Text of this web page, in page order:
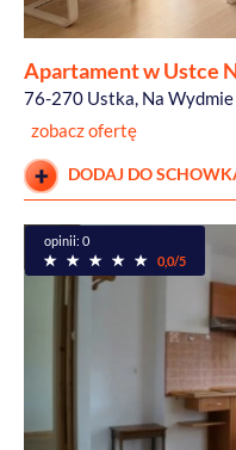
Apartament w Ustce
76-270 Ustka, Na
zobacz ofertę
DODAJ DO
opinii: 0
0,0/5